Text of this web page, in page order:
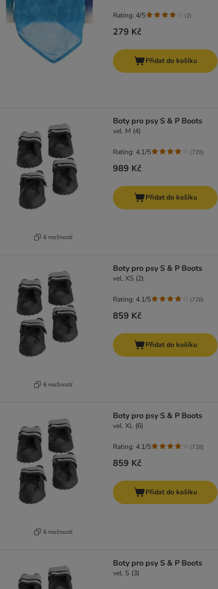
279 Kč
Rating: 4/5 (2)
Přidat do košíku
6 možností
Boty pro psy S & P Boots
vel. M (4)
989 Kč
Rating: 4.1/5 (728)
Přidat do košíku
6 možností
Boty pro psy S & P Boots
vel. XS (2)
859 Kč
Rating: 4.1/5 (728)
Přidat do košíku
6 možností
Boty pro psy S & P Boots
vel. XL (6)
859 Kč
Rating: 4.1/5 (728)
Přidat do košíku
Boty pro psy S & P Boots
vel. S (3)